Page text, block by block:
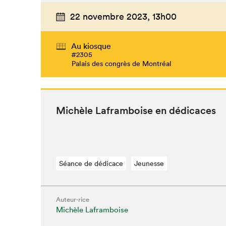
22 novembre 2023, 13h00
Au kiosque
#2305
Palais des congrès de Montréal
Michèle Lafram­boise en dédicaces
Séance de dédicace Jeunesse
Auteur·rice
Michèle Laframboise